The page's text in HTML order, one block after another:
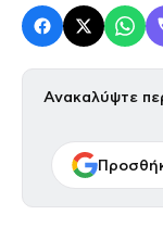
Ανακαλύψτε